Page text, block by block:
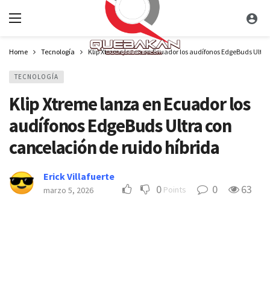
Home Tecnología Klip Xtreme lanza en Ecuador los audífonos EdgeBuds
TECNOLOGÍA
Klip Xtreme lanza en Ecuador los
audífonos EdgeBuds Ultra con
cancelación de ruido híbrida
Erick Villafuerte
marzo 5, 2026 0 Points 0 63